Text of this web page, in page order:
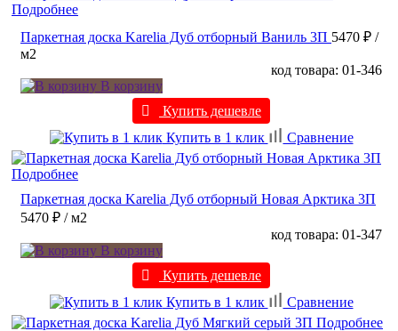
Подробнее
Паркетная доска Karelia Дуб отборный Ваниль 3П 5470 ₽ /
м2
код товара: 01-346
В корзину
Купить дешевле
Купить в 1 клик
Сравнение
Подробнее
Паркетная доска Karelia Дуб отборный Новая Арктика 3П
5470 ₽ / м2
код товара: 01-347
В корзину
Купить дешевле
Купить в 1 клик
Сравнение
Подробнее